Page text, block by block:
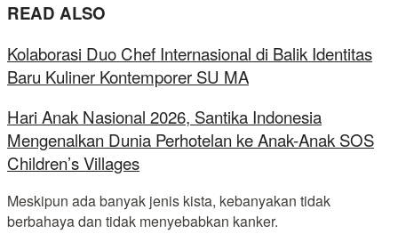
READ ALSO
Kolaborasi Duo Chef Internasional di Balik Identitas
Baru Kuliner Kontemporer SU MA
Hari Anak Nasional 2026, Santika Indonesia
Mengenalkan Dunia Perhotelan ke Anak-Anak SOS
Children’s Villages
Meskipun ada banyak jenis kista, kebanyakan tidak
berbahaya dan tidak menyebabkan kanker.